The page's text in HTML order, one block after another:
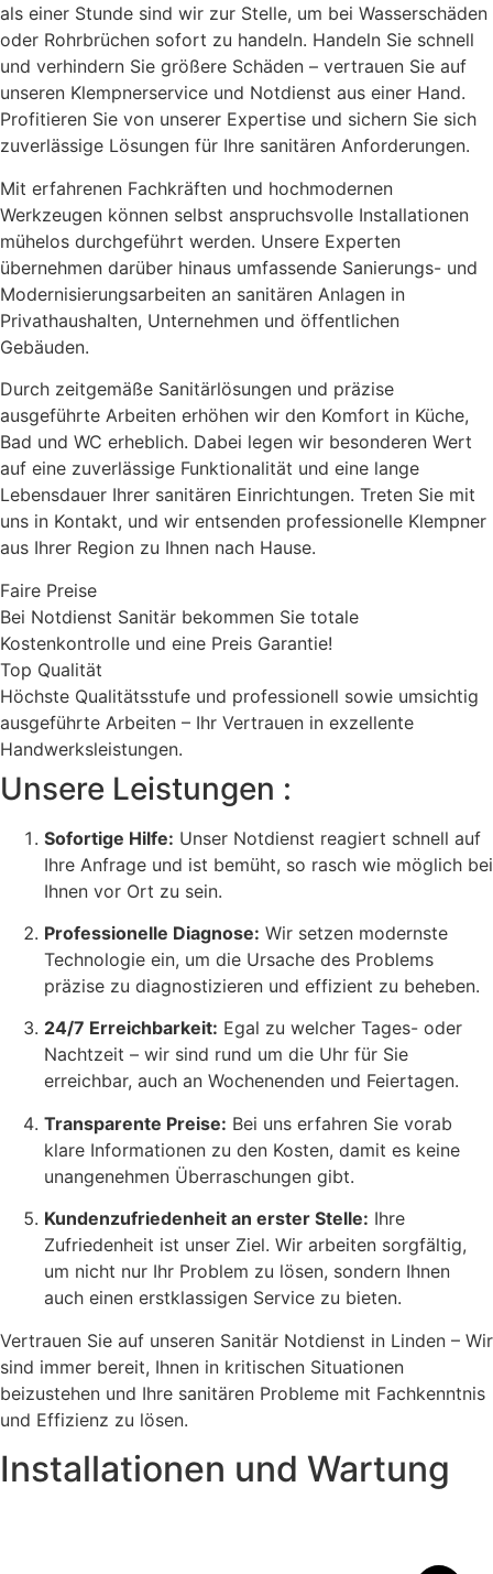
als einer Stunde sind wir zur Stelle, um bei Wasserschäden
oder Rohrbrüchen sofort zu handeln. Handeln Sie schnell
und verhindern Sie größere Schäden – vertrauen Sie auf
unseren Klempnerservice und Notdienst aus einer Hand.
Profitieren Sie von unserer Expertise und sichern Sie sich
zuverlässige Lösungen für Ihre sanitären Anforderungen.
Mit erfahrenen Fachkräften und hochmodernen
Werkzeugen können selbst anspruchsvolle Installationen
mühelos durchgeführt werden. Unsere Experten
übernehmen darüber hinaus umfassende Sanierungs- und
Modernisierungsarbeiten an sanitären Anlagen in
Privathaushalten, Unternehmen und öffentlichen
Gebäuden.
Durch zeitgemäße Sanitärlösungen und präzise
ausgeführte Arbeiten erhöhen wir den Komfort in Küche,
Bad und WC erheblich. Dabei legen wir besonderen Wert
auf eine zuverlässige Funktionalität und eine lange
Lebensdauer Ihrer sanitären Einrichtungen. Treten Sie mit
uns in Kontakt, und wir entsenden professionelle Klempner
aus Ihrer Region zu Ihnen nach Hause.
Faire Preise
Bei Notdienst Sanitär bekommen Sie totale
Kostenkontrolle und eine Preis Garantie!
Top Qualität
Höchste Qualitätsstufe und professionell sowie umsichtig
ausgeführte Arbeiten – Ihr Vertrauen in exzellente
Handwerksleistungen.
Unsere Leistungen :
Sofortige Hilfe: Unser Notdienst reagiert schnell auf
Ihre Anfrage und ist bemüht, so rasch wie möglich bei
Ihnen vor Ort zu sein.
Professionelle Diagnose: Wir setzen modernste
Technologie ein, um die Ursache des Problems
präzise zu diagnostizieren und effizient zu beheben.
24/7 Erreichbarkeit: Egal zu welcher Tages- oder
Nachtzeit – wir sind rund um die Uhr für Sie
erreichbar, auch an Wochenenden und Feiertagen.
Transparente Preise: Bei uns erfahren Sie vorab
klare Informationen zu den Kosten, damit es keine
unangenehmen Überraschungen gibt.
Kundenzufriedenheit an erster Stelle: Ihre
Zufriedenheit ist unser Ziel. Wir arbeiten sorgfältig,
um nicht nur Ihr Problem zu lösen, sondern Ihnen
auch einen erstklassigen Service zu bieten.
Vertrauen Sie auf unseren Sanitär Notdienst in Linden – Wir
sind immer bereit, Ihnen in kritischen Situationen
beizustehen und Ihre sanitären Probleme mit Fachkenntnis
und Effizienz zu lösen.
Installationen und Wartung